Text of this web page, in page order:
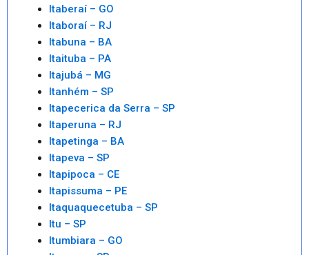
Itaberaí – GO
Itaboraí – RJ
Itabuna – BA
Itaituba – PA
Itajubá – MG
Itanhém – SP
Itapecerica da Serra – SP
Itaperuna – RJ
Itapetinga – BA
Itapeva – SP
Itapipoca – CE
Itapissuma – PE
Itaquaquecetuba – SP
Itu – SP
Itumbiara – GO